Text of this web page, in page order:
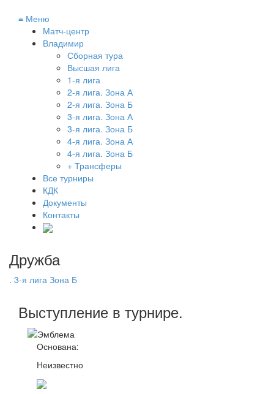
≡ Меню
Матч-центр
Владимир
Сборная тура
Высшая лига
1-я лига
2-я лига. Зона А
2-я лига. Зона Б
3-я лига. Зона А
3-я лига. Зона Б
4-я лига. Зона А
4-я лига. Зона Б
+ Трансферы
Все турниры
КДК
Документы
Контакты
Дружба
. 3-я лига Зона Б
Выступление в турнире.
Основана:
Неизвестно